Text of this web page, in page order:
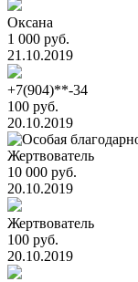
Оксана
1 000 руб.
21.10.2019
+7(904)**-34
100 руб.
20.10.2019
Жертвователь
10 000 руб.
20.10.2019
Жертвователь
100 руб.
20.10.2019